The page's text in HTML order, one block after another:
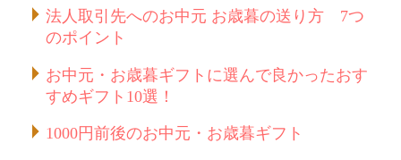
法人取引先へのお中元 お歳暮の送り方 7つ
のポイント
お中元・お歳暮ギフトに選んで良かったおす
すめギフト10選！
1000円前後のお中元・お歳暮ギフト